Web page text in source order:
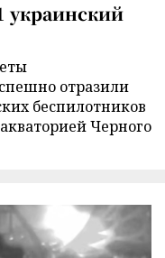
украинский
отразили
беспилотников
Черного